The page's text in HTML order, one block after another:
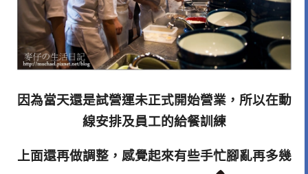
因為當天還是試營運未正式開始營業，所以在動
線安排及員工的給餐訓練
上面還再做調整，感覺起來有些手忙腳亂再多幾